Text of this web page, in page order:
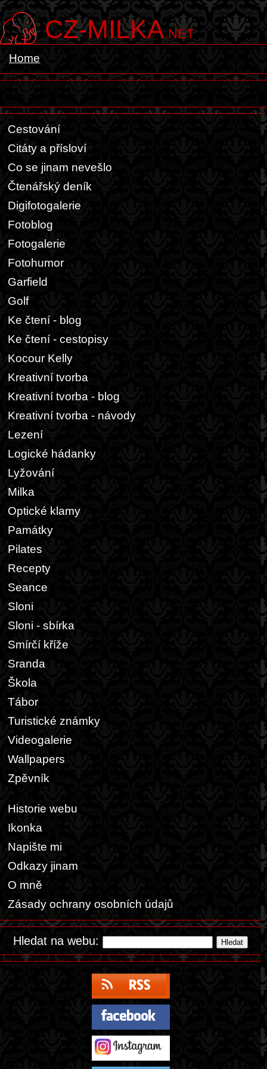
CZ-MILKA.NET
Home
Cestování
Citáty a přísloví
Co se jinam nevešlo
Čtenářský deník
Digifotogalerie
Fotoblog
Fotogalerie
Fotohumor
Garfield
Golf
Ke čtení - blog
Ke čtení - cestopisy
Kocour Kelly
Kreativní tvorba
Kreativní tvorba - blog
Kreativní tvorba - návody
Lezení
Logické hádanky
Lyžování
Milka
Optické klamy
Památky
Pilates
Recepty
Seance
Sloni
Sloni - sbírka
Smírčí kříže
Sranda
Škola
Tábor
Turistické známky
Videogalerie
Wallpapers
Zpěvník
Historie webu
Ikonka
Napište mi
Odkazy jinam
O mně
Zásady ochrany osobních údajů
Hledat na webu: